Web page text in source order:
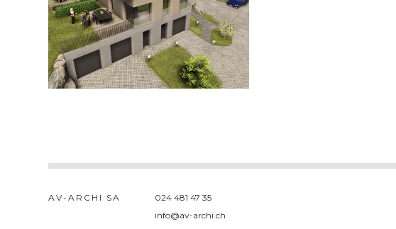
AV-ARCHI SA
024 481 47 35
info@av-archi.ch